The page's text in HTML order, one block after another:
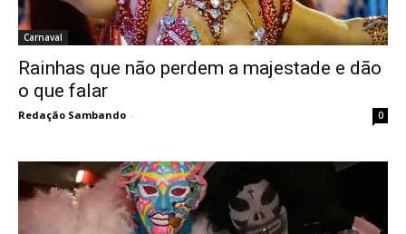
Carnaval
Rainhas que não perdem a majestade e dão
o que falar
Redação Sambando - 0